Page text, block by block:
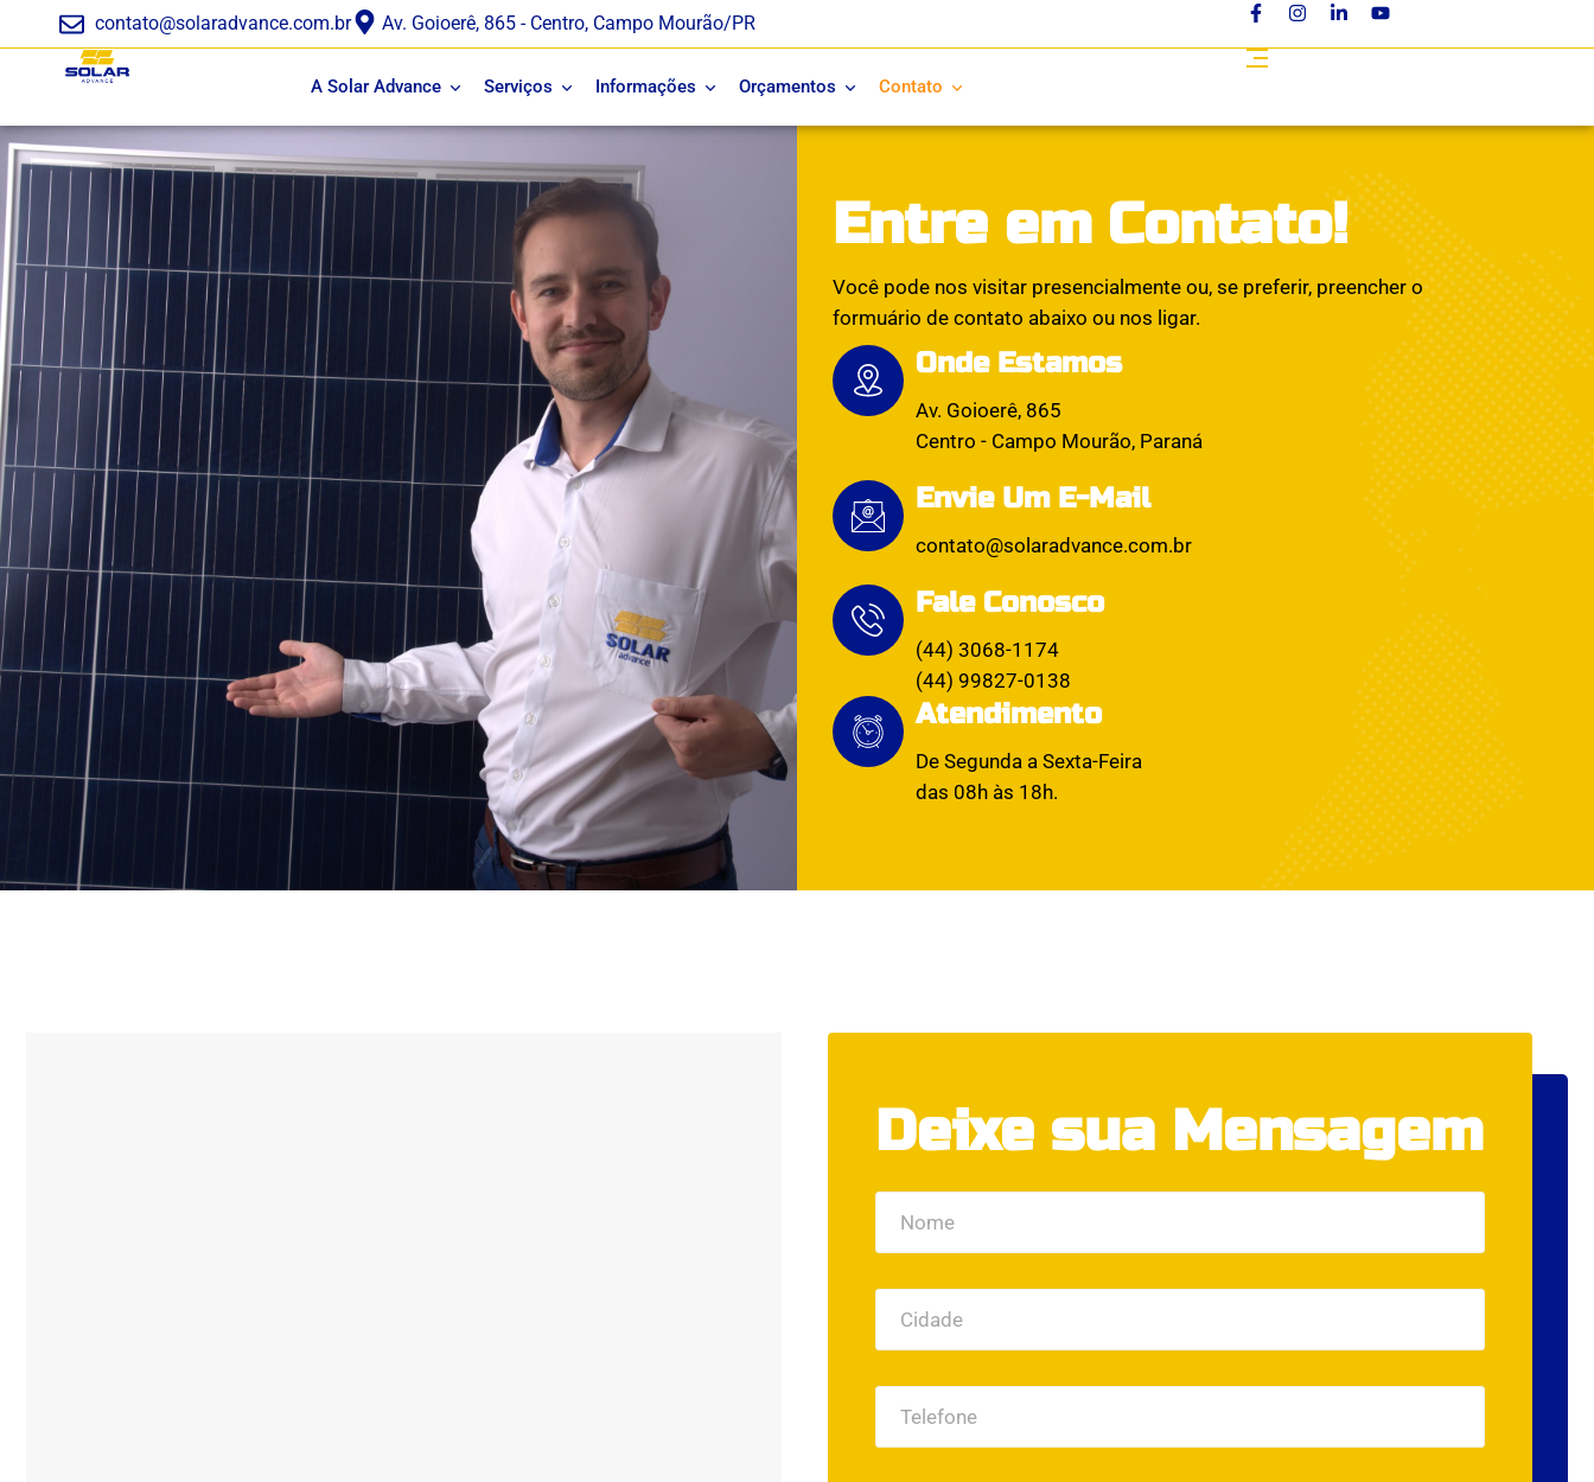
contato@solaradvance.com.br Av. Goioerê, 865 - Centro, Campo Mourão/PR
A Solar Advance Serviços Informações Orçamentos Contato
Entre em Contato!
Você pode nos visitar presencialmente ou, se preferir, preencher o
formuário de contato abaixo ou nos ligar.
Onde Estamos
Av. Goioerê, 865
Centro - Campo Mourão, Paraná
Envie Um E-Mail
contato@solaradvance.com.br
Fale Conosco
(44) 3068-1174
(44) 99827-0138
Atendimento
De Segunda a Sexta-Feira
das 08h às 18h.
Deixe sua Mensagem